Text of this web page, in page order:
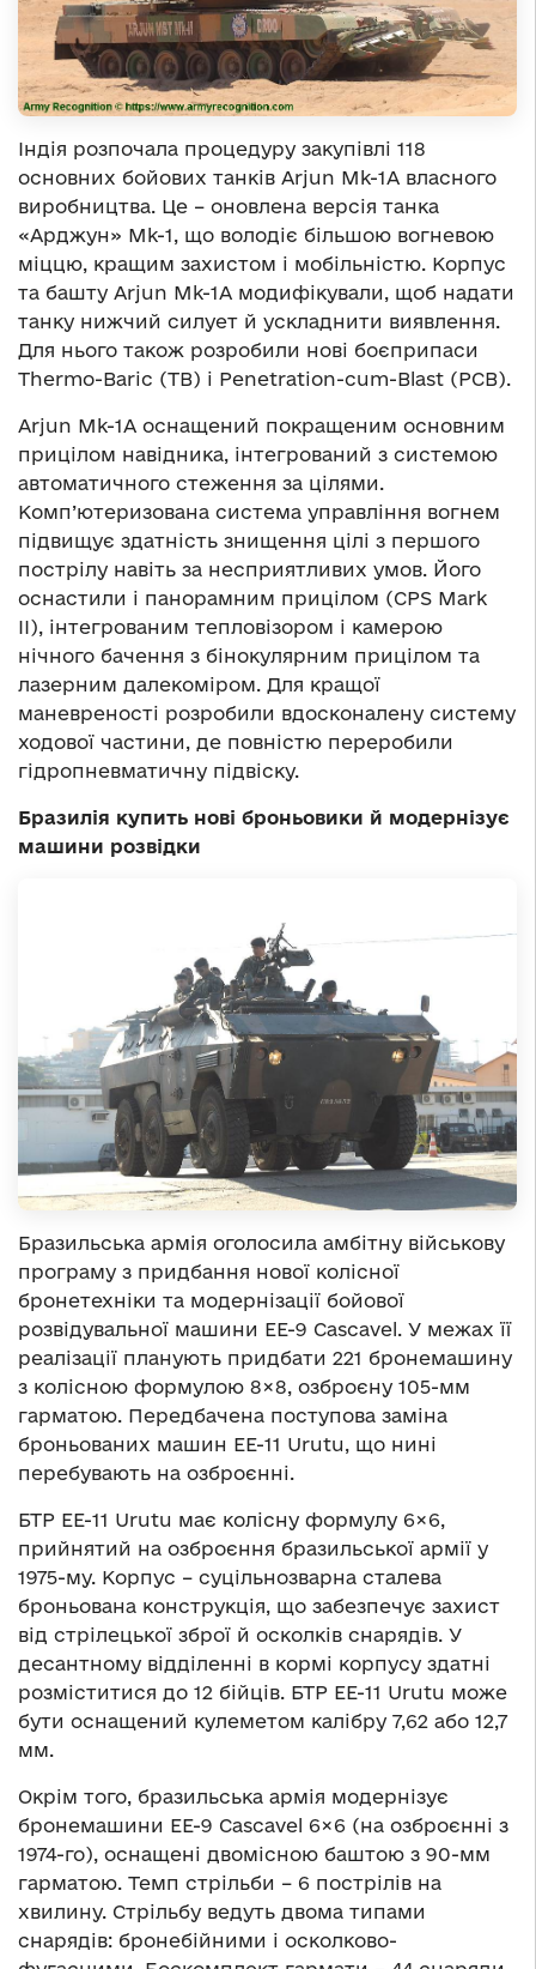
Індія розпочала процедуру закупівлі 118
основних бойових танків Arjun Mk-1A власного
виробництва. Це – оновлена версія танка
«Арджун» Мk-1, що володіє більшою вогневою
міццю, кращим захистом і мобільністю. Корпус
та башту Arjun Mk-1A модифікували, щоб надати
танку нижчий силует й ускладнити виявлення.
Для нього також розробили нові боєприпаси
Thermo-Baric (TB) і Penetration-cum-Blast (PCB).
Arjun Mk-1A оснащений покращеним основним
прицілом навідника, інтегрований з системою
автоматичного стеження за цілями.
Комп’ютеризована система управління вогнем
підвищує здатність знищення цілі з першого
пострілу навіть за несприятливих умов. Його
оснастили і панорамним прицілом (CPS Mark
II), інтегрованим тепловізором і камерою
нічного бачення з бінокулярним прицілом та
лазерним далекоміром. Для кращої
маневреності розробили вдосконалену систему
ходової частини, де повністю переробили
гідропневматичну підвіску.
Бразилія купить нові броньовики й модернізує
машини розвідки
Бразильська армія оголосила амбітну військову
програму з придбання нової колісної
бронетехніки та модернізації бойової
розвідувальної машини EE-9 Cascavel. У межах її
реалізації планують придбати 221 бронемашину
з колісною формулою 8×8, озброєну 105-мм
гарматою. Передбачена поступова заміна
броньованих машин EE-11 Urutu, що нині
перебувають на озброєнні.
БТР EE-11 Urutu має колісну формулу 6×6,
прийнятий на озброєння бразильської армії у
1975-му. Корпус – суцільнозварна сталева
броньована конструкція, що забезпечує захист
від стрілецької зброї й осколків снарядів. У
десантному відділенні в кормі корпусу здатні
розміститися до 12 бійців. БТР EE-11 Urutu може
бути оснащений кулеметом калібру 7,62 або 12,7
мм.
Окрім того, бразильська армія модернізує
бронемашини EE-9 Cascavel 6×6 (на озброєнні з
1974-го), оснащені двомісною баштою з 90-мм
гарматою. Темп стрільби – 6 пострілів на
хвилину. Стрільбу ведуть двома типами
снарядів: бронебійними і осколково-